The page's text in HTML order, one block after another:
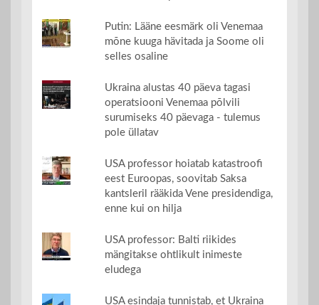
Putin: Lääne eesmärk oli Venemaa
mõne kuuga hävitada ja Soome oli
selles osaline
Ukraina alustas 40 päeva tagasi
operatsiooni Venemaa põlvili
surumiseks 40 päevaga - tulemus
pole üllatav
USA professor hoiatab katastroofi
eest Euroopas, soovitab Saksa
kantsleril rääkida Vene presidendiga,
enne kui on hilja
USA professor: Balti riikides
mängitakse ohtlikult inimeste
eludega
USA esindaja tunnistab, et Ukraina